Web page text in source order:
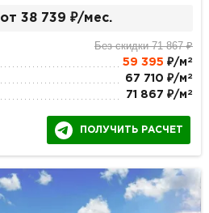
от 38 739 ₽/мес.
Без скидки 71 867 ₽
59 395 ₽/м 2
67 710 ₽/м 2
71 867 ₽/м 2
ПОЛУЧИТЬ РАСЧЕТ